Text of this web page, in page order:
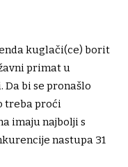
kuglači(ce) borit
primat u
bi se pronašlo
treba proći
imaju najbolji s
nastupa 31